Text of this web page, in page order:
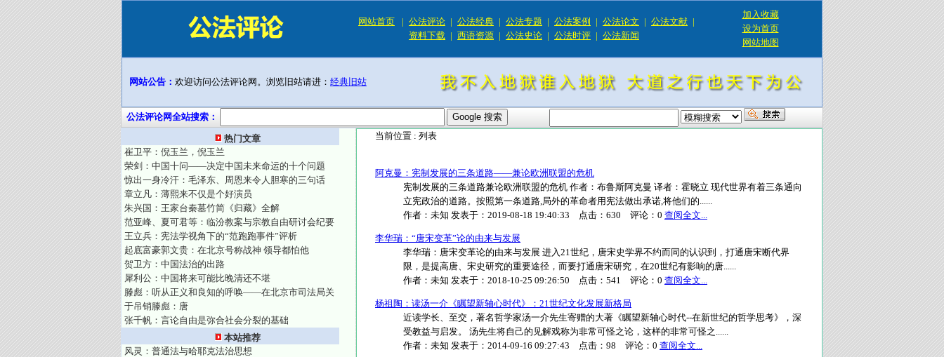
网站首页 | 公法评论 | 公法经典 | 公法专题 | 公法案例 | 公法论文 | 公法文献 |
资料下载 | 西语资源 | 公法史论 | 公法时评 | 公法新闻
加入收藏
设为首页
网站地图
网站公告： 欢迎访问公法评论网。浏览旧站请进： 经典旧站
公法评论网全站搜索：
热门文章
崔卫平：倪玉兰，倪玉兰
荣剑：中国十问——决定中国未来命运的十个问题
惊出一身冷汗：毛泽东、周恩来令人胆寒的三句话
章立凡：薄熙来不仅是个好演员
朱兴国：王家台秦墓竹简《归藏》全解
范亚峰、夏可君等：临汾教案与宗教自由研讨会纪要
王立兵：宪法学视角下的“范跑跑事件”评析
起底富豪郭文贵：在北京号称战神 领导都怕他
贺卫方：中国法治的出路
犀利公：中国将来可能比晚清还不堪
滕彪：听从正义和良知的呼唤——在北京市司法局关
于吊销滕彪：唐
张千帆：言论自由是弥合社会分裂的基础
本站推荐
风灵：普通法与哈耶克法治思想
当前位置 : 列表
阿克曼：宪制发展的三条道路——兼论欧洲联盟的危机
宪制发展的三条道路兼论欧洲联盟的危机 作者：布鲁斯阿克曼 译者：霍晓立 现代世界有着三条通向
立宪政治的道路。按照第一条道路,局外的革命者用宪法做出承诺,将他们的......
作者： 未知 发表于： 2019-08-18 19:40:33 点击： 630 评论： 0 查阅全文...
李华瑞：“唐宋变革”论的由来与发展
李华瑞：唐宋变革论的由来与发展 进入21世纪，唐宋史学界不约而同的认识到，打通唐宋断代界
限，是提高唐、宋史研究的重要途径，而要打通唐宋研究，在20世纪有影响的唐......
作者： 未知 发表于： 2018-10-25 09:26:50 点击： 541 评论： 0 查阅全文...
杨祖陶：读汤一介《瞩望新轴心时代》：21世纪文化发展新格局
近读学长、至交，著名哲学家汤一介先生寄赠的大著《瞩望新轴心时代--在新世纪的哲学思考》，深
受教益与启发。 汤先生将自己的见解戏称为非常可怪之论，这样的非常可怪之......
作者： 未知 发表于： 2014-09-16 09:27:43 点击： 98 评论： 0 查阅全文...